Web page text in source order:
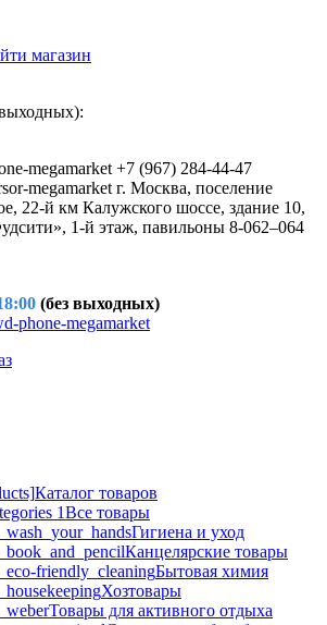
магазин
+7 (967) 284-44-47
г. Москва, поселение
22-й км Калужского шоссе, здание 10,
1-й этаж, павильоны 8-062–064
(без выходных)
Каталог товаров
Все товары
Гигиена и уход
Канцелярские товары
Бытовая химия
Хозтовары
Товары для активного отдыха